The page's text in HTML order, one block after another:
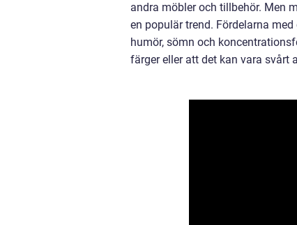
andra möbler och tillbehör. Men
en populär trend. Fördelarna
humör, sömn och
färger eller att det kan vara svårt